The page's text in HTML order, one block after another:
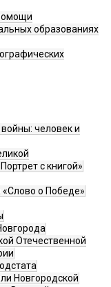
образованиях
человек и
с книгой»
«Слово о Победе»
Отечественной
Новгородской